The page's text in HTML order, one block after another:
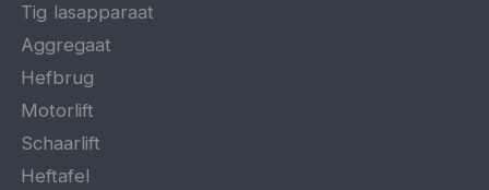
Tig lasapparaat
Aggregaat
Hefbrug
Motorlift
Schaarlift
Heftafel